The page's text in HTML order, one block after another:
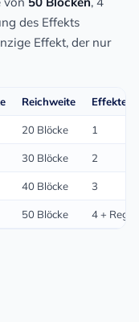
des Effekts
Effekt, der nur
Reichweite Effekte
20 Blöcke 1
30 Blöcke 2
40 Blöcke 3
50 Blöcke 4 +